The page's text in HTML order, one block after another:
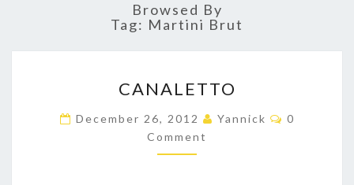
Browsed By
Tag: Martini Brut
A
A
L
E
CANALETTO
December 26, 2012 Yannick
C
O
0
Comment